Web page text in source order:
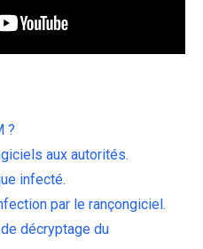
?
aux autorités.
infecté.
par le rançongiciel.
décryptage du